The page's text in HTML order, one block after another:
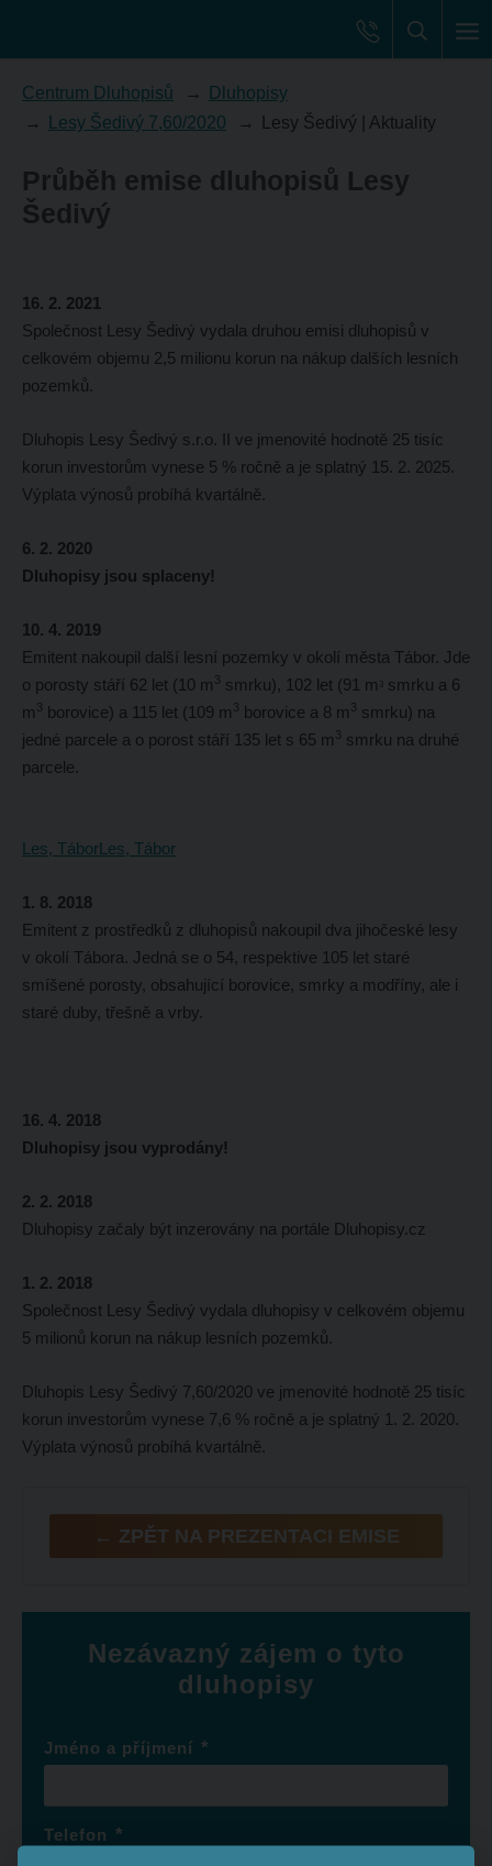
Centrum Dluhopisů
Dluhopisy
Lesy Šedivý 7,60/2020
Lesy Šedivý | Aktuality
Průběh emise dluhopisů Lesy
Šedivý
16. 2. 2021
Společnost Lesy Šedivý vydala druhou emisi dluhopisů v
celkovém objemu 2,5 milionu korun na nákup dalších lesních
pozemků.
Dluhopis Lesy Šedivý s.r.o. II ve jmenovité hodnotě 25 tisíc
korun investorům vynese 5 % ročně a je splatný 15. 2. 2025.
Výplata výnosů probíhá kvartálně.
6. 2. 2020
Dluhopisy jsou splaceny!
10. 4. 2019
Emitent nakoupil další lesní pozemky v okolí města Tábor. Jde
o porosty stáří 62 let (10 m 3 smrku), 102 let (91 m
smrku a 6
m 3 borovice) a 115 let (109 m 3 borovice a 8 m 3 smrku) na
jedné parcele a o porost stáří 135 let s 65 m 3 smrku na druhé
parcele.
Les, TáborLes, Tábor
1. 8. 2018
Emitent z prostředků z dluhopisů nakoupil dva jihočeské lesy
v okolí Tábora. Jedná se o 54, respektive 105 let staré
smíšené porosty, obsahující borovice, smrky a modříny, ale i
staré duby, třešně a vrby.
16. 4. 2018
Dluhopisy jsou vyprodány!
2. 2. 2018
Dluhopisy začaly být inzerovány na portále Dluhopisy.cz
1. 2. 2018
Společnost Lesy Šedivý vydala dluhopisy v celkovém objemu
5 milionů korun na nákup lesních pozemků.
Dluhopis Lesy Šedivý 7,60/2020 ve jmenovité hodnotě 25 tisíc
korun investorům vynese 7,6 % ročně a je splatný 1. 2. 2020.
Výplata výnosů probíhá kvartálně.
← ZPĚT NA PREZENTACI EMISE
Nezávazný zájem o tyto
dluhopisy
Jméno a příjmení *
Telefon *